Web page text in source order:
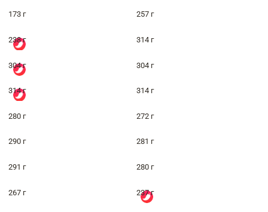
173 г 257 г
238 г 314 г
304 г 304 г
314 г 314 г
280 г 272 г
290 г 281 г
291 г 280 г
267 г 237 г